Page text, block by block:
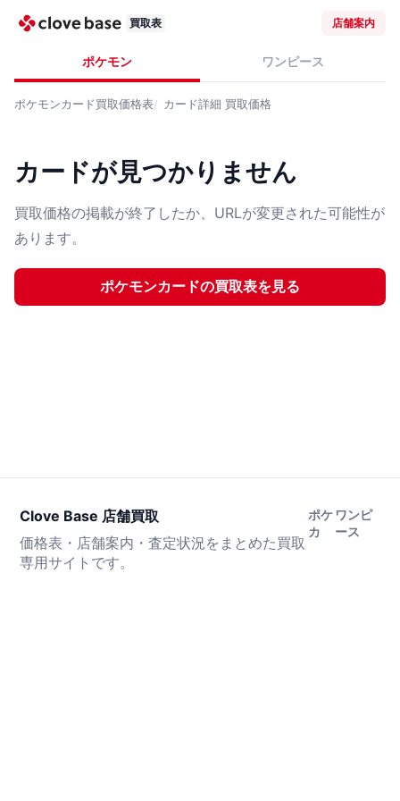
買取表 店舗案内
ポケモン ワンピース
ポケモンカード買取価格表 カード詳細 買取価格
カードが見つかりません
買取価格の掲載が終了したか、URLが変更された可能性が
あります。
ポケモンカードの買取表を見る
Clove Base 店舗買取
価格表・店舗案内・査定状況をまとめた買取
専用サイトです。
ポケ
カ
ワンピ
ース